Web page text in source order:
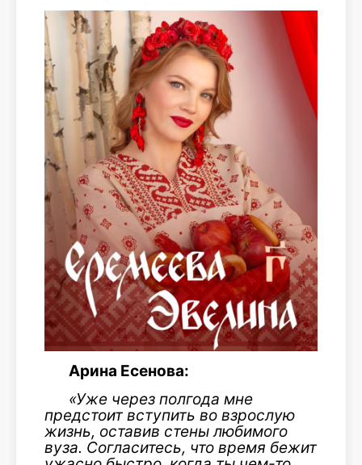
Арина Есенова:
«Уже через полгода мне
предстоит вступить во взрослую
жизнь, оставив стены любимого
вуза. Согласитесь, что время бежит